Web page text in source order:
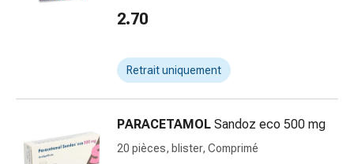
papier
Rhume
des
plaies
2.70
Retrait uniquement
PARACETAMOL Sandoz eco 500 mg
20 pièces, blister, Comprimé